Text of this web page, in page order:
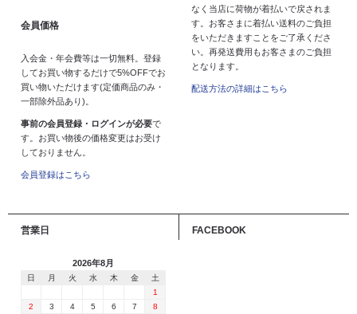
会員価格
入会金・年会費等は一切無料。登録
してお買い物するだけで5%OFFでお
買い物いただけます(定価商品のみ・
一部除外品あり)。
事前の会員登録・ログインが必要で
す。お買い物後の価格変更はお受け
しておりません。
会員登録はこちら
なく当店に荷物が着払いで戻されま
す。お客さまに着払い送料のご負担
をいただきますことをご了承くださ
い。再発送費用もお客さまのご負担
となります。
配送方法の詳細はこちら
営業日
2026年8月
日 月 火 水 木 金
土
1
2
3 4 5 6 7
8
FACEBOOK